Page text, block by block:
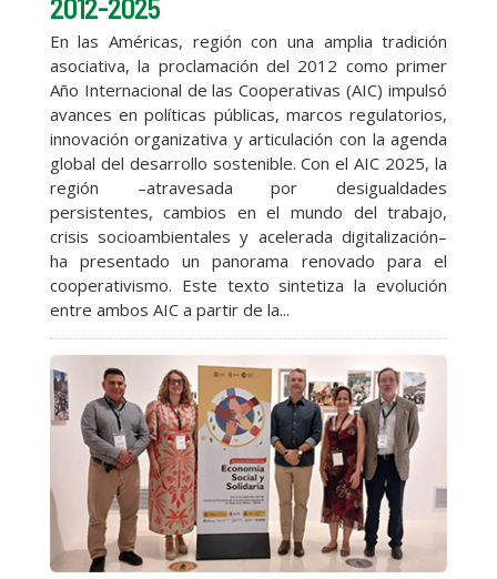
2012-2025
En las Américas, región con una amplia tradición
asociativa, la proclamación del 2012 como primer
Año Internacional de las Cooperativas (AIC) impulsó
avances en políticas públicas, marcos regulatorios,
innovación organizativa y articulación con la agenda
global del desarrollo sostenible. Con el AIC 2025, la
región –atravesada por desigualdades
persistentes, cambios en el mundo del trabajo,
crisis socioambientales y acelerada digitalización–
ha presentado un panorama renovado para el
cooperativismo. Este texto sintetiza la evolución
entre ambos AIC a partir de la...